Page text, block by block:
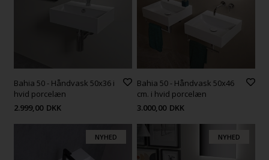
Bahia 50 - Håndvask 50x36 i
hvid porcelæn
2.999,00 DKK
Bahia 50 - Håndvask 50x46
cm. i hvid porcelæn
3.000,00 DKK
NYHED NYHED